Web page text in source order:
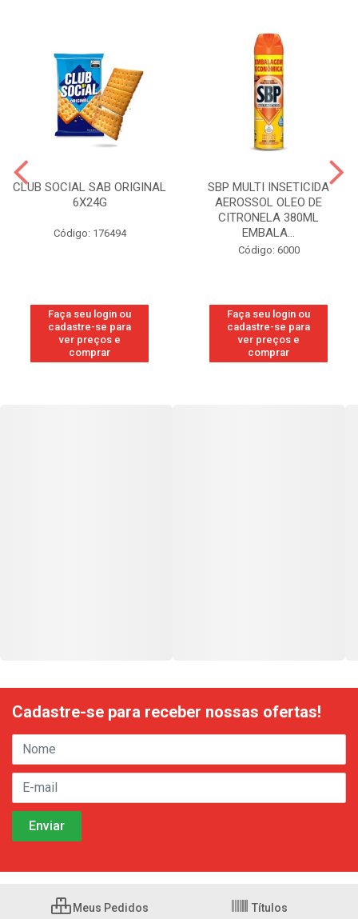
CLUB SOCIAL SAB ORIGINAL
6X24G
Código: 176494
Faça seu login ou
cadastre-se para
ver preços e
comprar
SBP MULTI INSETICIDA
AEROSSOL OLEO DE
CITRONELA 380ML
EMBALA...
Código: 6000
Faça seu login ou
cadastre-se para
ver preços e
comprar
Cadastre-se para receber nossas ofertas!
Meus Pedidos Títulos